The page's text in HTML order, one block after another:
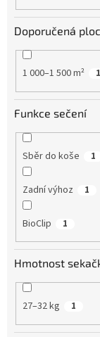
Doporučená
1 000–1 500 m² 1
Funkce sečení
Sběr do koše 1
Zadní výhoz 1
BioClip 1
Hmotnost
27–32 kg 1